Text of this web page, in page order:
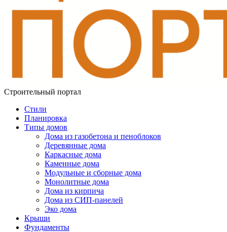
Строительный портал
Стили
Планировка
Типы домов
Дома из газобетона и пеноблоков
Деревянные дома
Каркасные дома
Каменные дома
Модульные и сборные дома
Монолитные дома
Дома из кирпича
Дома из СИП-панелей
Эко дома
Крыши
Фундаменты